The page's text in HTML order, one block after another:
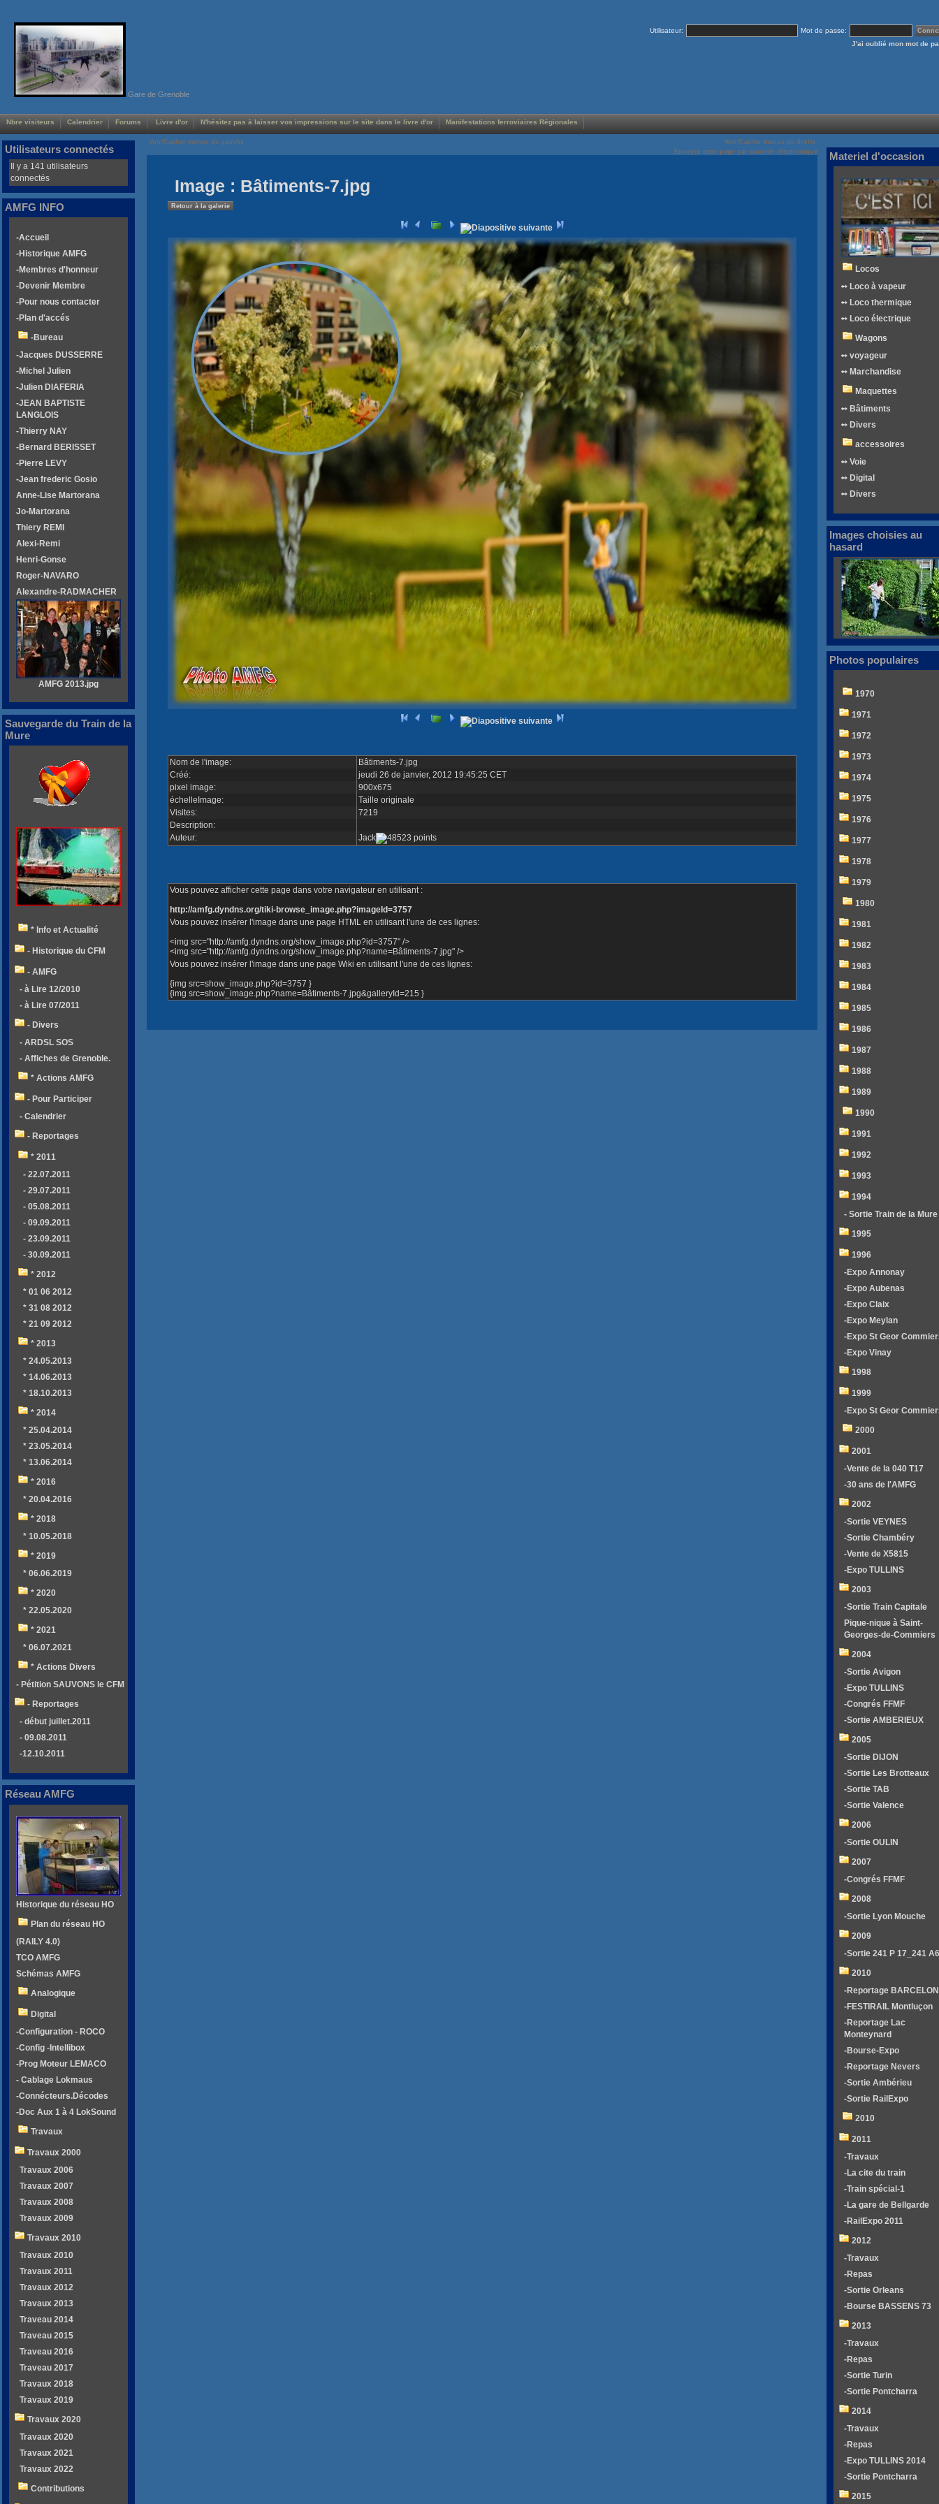
Gare de Grenoble
Utilisateur:
Mot de passe:
J'ai oublié mon mot de
Nbre visiteurs Calendrier Forums Livre d'or N'hésitez pas à laisser vos impressions sur le site dans le livre d'or Manifestations ferroviaires Régionales
Voir/Cacher menus de gauche
Voir/Cacher menus de droite
Envoyez cette page par courrier électronique
Image : Bâtiments-7.jpg
Retour à la galerie
Nom de l'image:
Bâtiments-7.jpg
Créé:
jeudi 26 de janvier, 2012 19:45:25 CET
pixel image:
900x675
échelleImage:
Taille originale
Visites:
7219
Description:
Auteur:
Jack
Vous pouvez afficher cette page dans votre navigateur en utilisant :
http://amfg.dyndns.org/tiki-browse_image.php?imageId=3757
Vous pouvez insérer l'image dans une page HTML en utilisant l'une de ces lignes:
<img src="http://amfg.dyndns.org/show_image.php?id=3757" />
<img src="http://amfg.dyndns.org/show_image.php?name=Bâtiments-7.jpg" />
Vous pouvez insérer l'image dans une page Wiki en utilisant l'une de ces lignes:
{img src=show_image.php?id=3757 }
{img src=show_image.php?name=Bâtiments-7.jpg&galleryId=215 }
Utilisateurs connectés
Il y a 141 utilisateurs
connectés
AMFG INFO
-Accueil
-Historique AMFG
-Membres d'honneur
-Devenir Membre
-Pour nous contacter
-Plan d'accés
-Bureau
-Jacques DUSSERRE
-Michel Julien
-Julien DIAFERIA
-JEAN BAPTISTE
LANGLOIS
-Thierry NAY
-Bernard BERISSET
-Pierre LEVY
-Jean frederic Gosio
Anne-Lise Martorana
Jo-Martorana
Thiery REMI
Alexi-Remi
Henri-Gonse
Roger-NAVARO
Alexandre-RADMACHER
AMFG 2013.jpg
Sauvegarde du Train de la
Mure
* Info et Actualité
- Historique du CFM
- AMFG
- à Lire 12/2010
- à Lire 07/2011
- Divers
- ARDSL SOS
- Affiches de Grenoble.
* Actions AMFG
- Pour Participer
- Calendrier
- Reportages
* 2011
- 22.07.2011
- 29.07.2011
- 05.08.2011
- 09.09.2011
- 23.09.2011
- 30.09.2011
* 2012
* 01 06 2012
* 31 08 2012
* 21 09 2012
* 2013
* 24.05.2013
* 14.06.2013
* 18.10.2013
* 2014
* 25.04.2014
* 23.05.2014
* 13.06.2014
* 2016
* 20.04.2016
* 2018
* 10.05.2018
* 2019
* 06.06.2019
* 2020
* 22.05.2020
* 2021
* 06.07.2021
* Actions Divers
- Pétition SAUVONS le CFM
- Reportages
- début juillet.2011
- 09.08.2011
-12.10.2011
Réseau AMFG
Historique du réseau HO
Plan du réseau HO
(RAILY 4.0)
TCO AMFG
Schémas AMFG
Analogique
Digital
-Configuration - ROCO
-Config -Intellibox
-Prog Moteur LEMACO
- Cablage Lokmaus
-Connécteurs.Décodes
-Doc Aux 1 à 4 LokSound
Travaux
Travaux 2000
Travaux 2006
Travaux 2007
Travaux 2008
Travaux 2009
Travaux 2010
Travaux 2010
Travaux 2011
Travaux 2012
Travaux 2013
Traveau 2014
Traveau 2015
Traveau 2016
Traveau 2017
Travaux 2018
Travaux 2019
Travaux 2020
Travaux 2020
Travaux 2021
Travaux 2022
Contributions
Materiel d'occasion
Locos
➻ Loco à vapeur
➻ Loco thermique
➻ Loco électrique
Wagons
➻ voyageur
➻ Marchandise
Maquettes
➻ Bâtiments
➻ Divers
accessoires
➻ Voie
➻ Digital
➻ Divers
Images choisies au
hasard
Photos populaires
1970
1971
1972
1973
1974
1975
1976
1977
1978
1979
1980
1981
1982
1983
1984
1985
1986
1987
1988
1989
1990
1991
1992
1993
1994
- Sortie Train de la Mure
1995
1996
-Expo Annonay
-Expo Aubenas
-Expo Claix
-Expo Meylan
-Expo St Geor
-Expo Vinay
1998
1999
-Expo St Geor
2000
2001
-Vente de la 040 T17
-30 ans de l'AMFG
2002
-Sortie VEYNES
-Sortie Chambéry
-Vente de X5815
-Expo TULLINS
2003
-Sortie Train Capitale
Pique-nique à Saint-
Georges-de-Commiers
2004
-Sortie Avigon
-Expo TULLINS
-Congrés FFMF
-Sortie AMBERIEUX
2005
-Sortie DIJON
-Sortie Les Brotteaux
-Sortie TAB
-Sortie Valence
2006
-Sortie OULIN
2007
-Congrés FFMF
2008
-Sortie Lyon Mouche
2009
-Sortie 241 P 17_241
2010
-Reportage
-FESTIRAIL Montluçon
-Reportage Lac
Monteynard
-Bourse-Expo
-Reportage Nevers
-Sortie Ambérieu
-Sortie RailExpo
2010
2011
-Travaux
-La cite du train
-Train spécial-1
-La gare de Bellgarde
-RailExpo 2011
2012
-Travaux
-Repas
-Sortie Orleans
-Bourse BASSENS 73
2013
-Travaux
-Repas
-Sortie Turin
-Sortie Pontcharra
2014
-Travaux
-Repas
-Expo TULLINS 2014
-Sortie Pontcharra
2015